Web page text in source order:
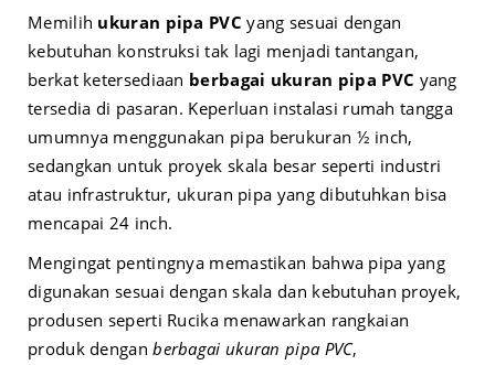
Memilih ukuran pipa PVC yang sesuai dengan
kebutuhan konstruksi tak lagi menjadi tantangan,
berkat ketersediaan berbagai ukuran pipa PVC yang
tersedia di pasaran. Keperluan instalasi rumah tangga
umumnya menggunakan pipa berukuran ½ inch,
sedangkan untuk proyek skala besar seperti industri
atau infrastruktur, ukuran pipa yang dibutuhkan bisa
mencapai 24 inch.
Mengingat pentingnya memastikan bahwa pipa yang
digunakan sesuai dengan skala dan kebutuhan proyek,
produsen seperti Rucika menawarkan rangkaian
produk denganberbagai ukuran pipa PVC,